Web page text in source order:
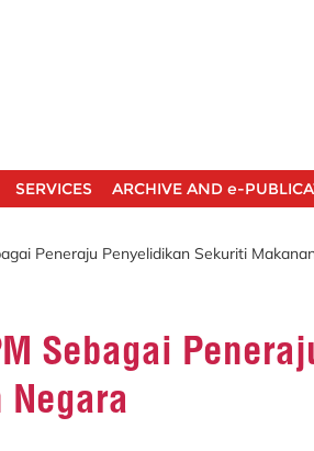
SERVICES ARCHIVE AND e-
Peneraju Penyelidikan Sekuriti
Sebagai